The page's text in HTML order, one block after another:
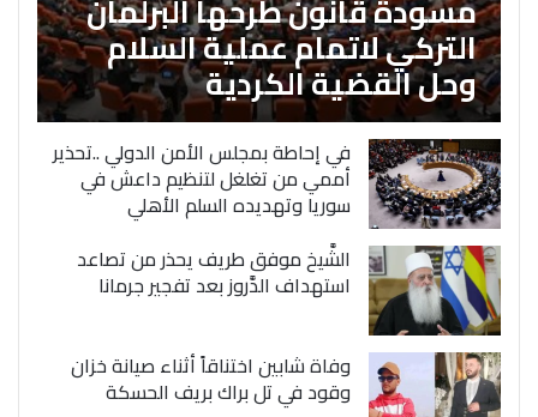
التركي لاتمام عملية السلام
وحل القضية الكردية
في إحاطة بمجلس الأمن الدولي ..تحذير
أممي من تغلغل لتنظيم داعش في
سوريا وتهديده السلم الأهلي
الشَّيخ موفق طريف يحذر من تصاعد
استهداف الدَّروز بعد تفجير جرمانا
وفاة شابين اختناقاً أثناء صيانة خزان
وقود في تل براك بريف الحسكة